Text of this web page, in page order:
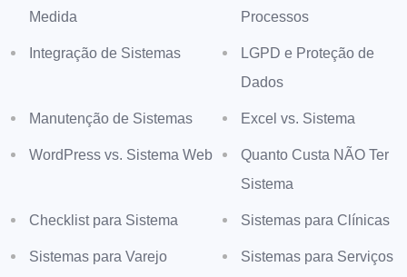
Medida
Processos
Integração de Sistemas
LGPD e Proteção de
Dados
Manutenção de Sistemas Excel vs. Sistema
WordPress vs. Sistema Web
Quanto Custa NÃO Ter
Sistema
Checklist para Sistema Sistemas para Clínicas
Sistemas para Varejo Sistemas para Serviços